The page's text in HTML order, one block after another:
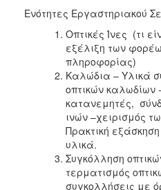
Ενότητες Εργαστηριακού
Οπτικές Ίνες (τι
εξέλιξη των
πληροφορίας)
Καλώδια – Υλικά
οπτικών καλωδίων -
κατανεμητές,
ινών –χειρισμός
Πρακτική
υλικά.
Συγκόλληση
τερματισμός
συγκολλήσεις με